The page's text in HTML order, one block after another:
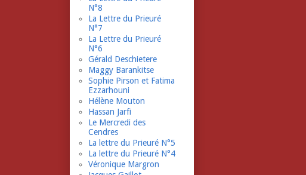
N°8
La Lettre du Prieuré
N°7
La Lettre du Prieuré
N°6
Gérald Deschietere
Maggy Barankitse
Sophie Pirson et Fatima
Ezzarhouni
Hélène Mouton
Hassan Jarfi
Le Mercredi des
Cendres
La lettre du Prieuré N°5
La lettre du Prieuré N°4
Véronique Margron